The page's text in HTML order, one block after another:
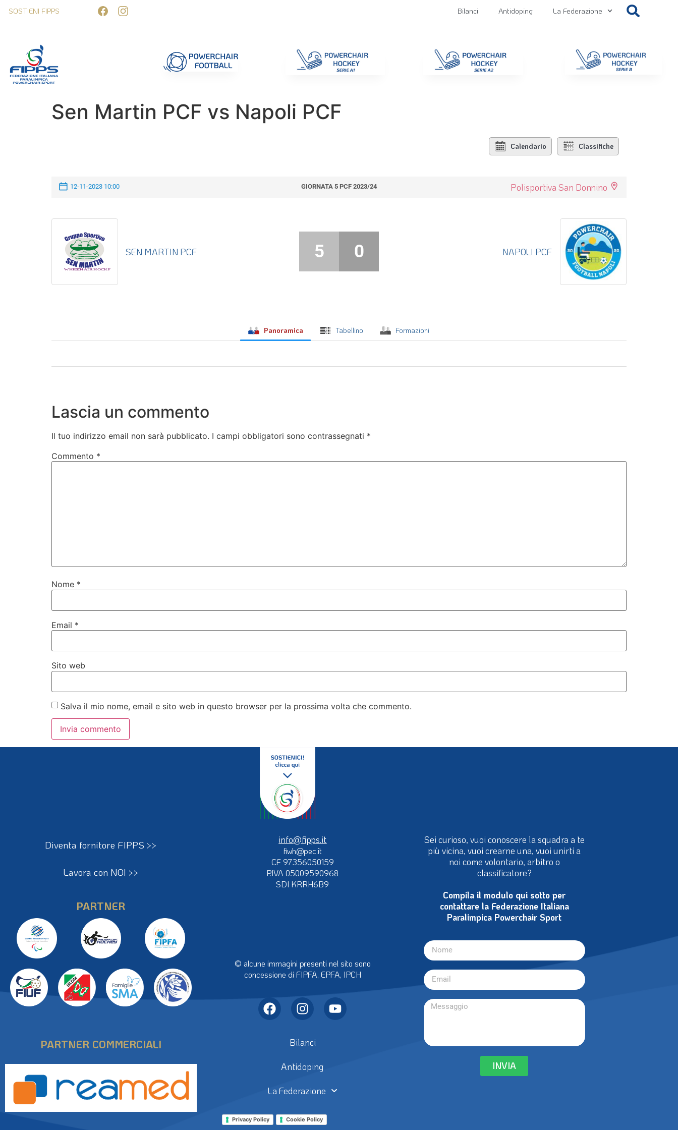
SOSTIENI FIPPS Bilanci Antidoping La Federazione
Sen Martin PCF vs Napoli PCF
Calendario Classifiche
12-11-2023 10:00 GIORNATA 5 PCF 2023/24 Polisportiva San Donnino
SEN MARTIN PCF NAPOLI PCF
5 0
Panoramica Tabellino Formazioni
Lascia un commento
Il tuo indirizzo email non sarà pubblicato. I campi obbligatori sono contrassegnati *
Commento *
Nome *
Email *
Sito web
Salva il mio nome, email e sito web in questo browser per la prossima volta che commento.
Diventa fornitore FIPPS >>
Lavora con NOI >>
PARTNER
PARTNER COMMERCIALI
info@fipps.it
fiwh@pec.it
CF 97356050159
P.IVA 05009590968
SDI KRRH6B9
© alcune immagini presenti nel sito sono
concessione di FIPFA, EPFA, IPCH
Bilanci
Antidoping
La Federazione
Privacy Policy Cookie Policy
Sei curioso, vuoi conoscere la squadra a te
più vicina, vuoi crearne una, vuoi unirti a
noi come volontario, arbitro o
classificatore?
Compila il modulo qui sotto per
contattare la Federazione Italiana
Paralimpica Powerchair Sport
INVIA